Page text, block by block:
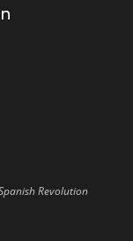
Revolution